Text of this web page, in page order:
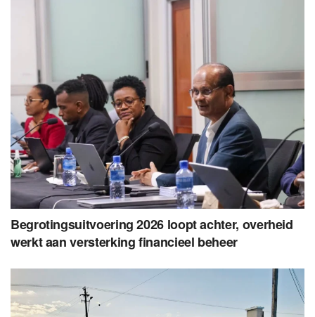
Begrotingsuitvoering 2026 loopt achter, overheid
werkt aan versterking financieel beheer